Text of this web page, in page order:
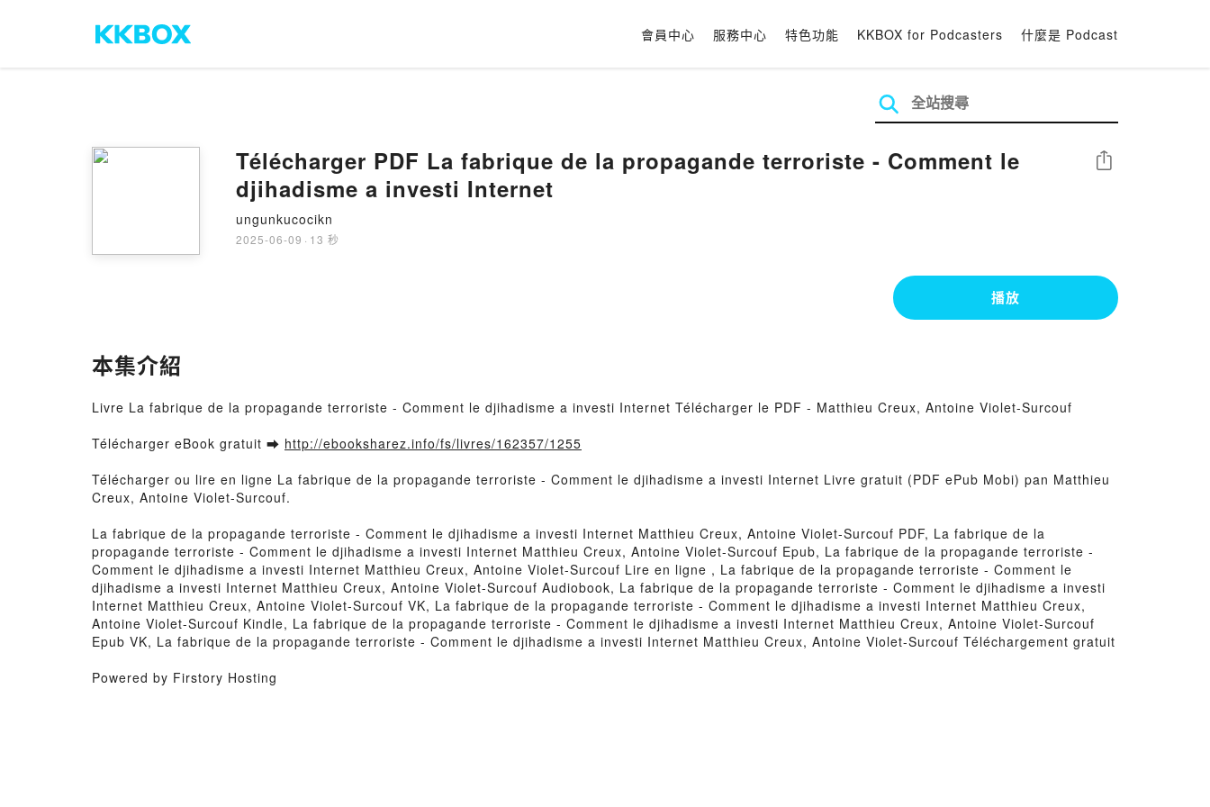
會員中心 服務中心 特色功能 KKBOX for Podcasters 什麼是 Podcast
Télécharger PDF La fabrique de la propagande terroriste - Comment le
djihadisme a investi Internet
ungunkucocikn
2025-06-09 · 13 秒
分享
播放
本集介紹
Livre La fabrique de la propagande terroriste - Comment le djihadisme a investi Internet Télécharger le PDF - Matthieu Creux, Antoine Violet-Surcouf
Télécharger eBook gratuit ➡ http://ebooksharez.info/fs/livres/162357/1255
Télécharger ou lire en ligne La fabrique de la propagande terroriste - Comment le djihadisme a investi Internet Livre gratuit (PDF ePub Mobi) pan Matthieu
Creux, Antoine Violet-Surcouf.
La fabrique de la propagande terroriste - Comment le djihadisme a investi Internet Matthieu Creux, Antoine Violet-Surcouf PDF, La fabrique de la
propagande terroriste - Comment le djihadisme a investi Internet Matthieu Creux, Antoine Violet-Surcouf Epub, La fabrique de la propagande terroriste -
Comment le djihadisme a investi Internet Matthieu Creux, Antoine Violet-Surcouf Lire en ligne , La fabrique de la propagande terroriste - Comment le
djihadisme a investi Internet Matthieu Creux, Antoine Violet-Surcouf Audiobook, La fabrique de la propagande terroriste - Comment le djihadisme a investi
Internet Matthieu Creux, Antoine Violet-Surcouf VK, La fabrique de la propagande terroriste - Comment le djihadisme a investi Internet Matthieu Creux,
Antoine Violet-Surcouf Kindle, La fabrique de la propagande terroriste - Comment le djihadisme a investi Internet Matthieu Creux, Antoine Violet-Surcouf
Epub VK, La fabrique de la propagande terroriste - Comment le djihadisme a investi Internet Matthieu Creux, Antoine Violet-Surcouf Téléchargement gratuit
Powered by Firstory Hosting